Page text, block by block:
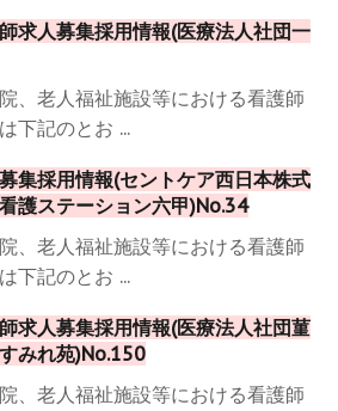
求人募集採用情報(医療法人社団一
、老人福祉施設等における看護師
下記のとお ...
集採用情報(セントケア西日本株式
護ステーション六甲)No.34
、老人福祉施設等における看護師
下記のとお ...
求人募集採用情報(医療法人社団菫
みれ苑)No.150
、老人福祉施設等における看護師